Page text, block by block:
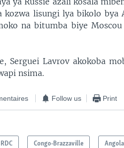
kozwa lisungi lya bikolo bya
na bitumba biye
Serguei Lavrov akokoba
nsima.
Follow us Print
RDC Congo-Brazzaville Angola